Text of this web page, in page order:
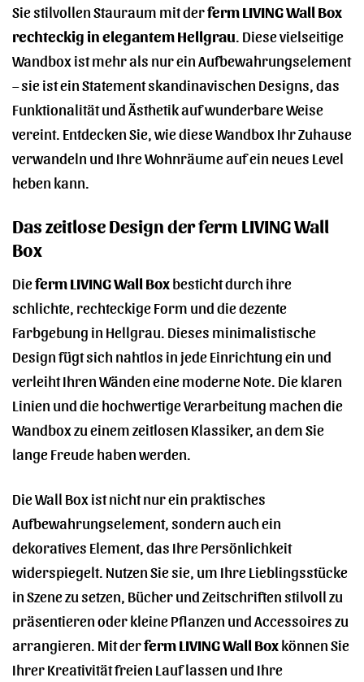
Sie stilvollen Stauraum mit derferm LIVING Wall Box
rechteckig in elegantem Hellgrau . Diese vielseitige
Wandbox ist mehr als nur ein Aufbewahrungselement
– sie ist ein Statement skandinavischen Designs, das
Funktionalität und Ästhetik auf wunderbare Weise
vereint. Entdecken Sie, wie diese Wandbox Ihr Zuhause
verwandeln und Ihre Wohnräume auf ein neues Level
heben kann.
Das zeitlose Design der ferm LIVING Wall
Box
Dieferm LIVING Wall Boxbesticht durch ihre
schlichte, rechteckige Form und die dezente
Farbgebung in Hellgrau. Dieses minimalistische
Design fügt sich nahtlos in jede Einrichtung ein und
verleiht Ihren Wänden eine moderne Note. Die klaren
Linien und die hochwertige Verarbeitung machen die
Wandbox zu einem zeitlosen Klassiker, an dem Sie
lange Freude haben werden.
Die Wall Box ist nicht nur ein praktisches
Aufbewahrungselement, sondern auch ein
dekoratives Element, das Ihre Persönlichkeit
widerspiegelt. Nutzen Sie sie, um Ihre Lieblingsstücke
in Szene zu setzen, Bücher und Zeitschriften stilvoll zu
präsentieren oder kleine Pflanzen und Accessoires zu
arrangieren. Mit derferm LIVING Wall Boxkönnen Sie
Ihrer Kreativität freien Lauf lassen und Ihre